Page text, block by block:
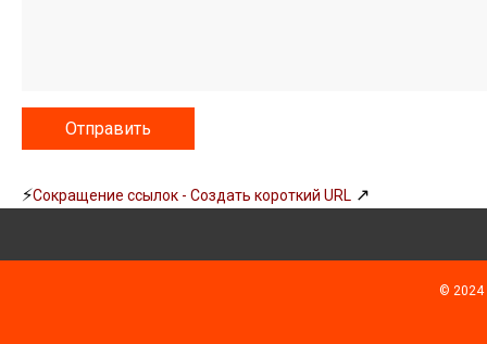
⚡Сокращение ссылок - Создать короткий URL↗
© 2024